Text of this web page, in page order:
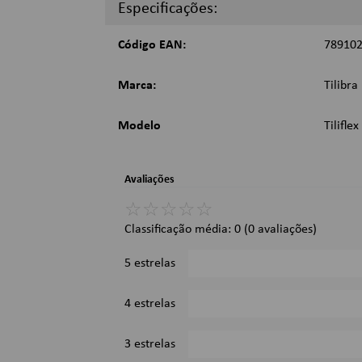
Imagens Meramente Ilustrativas.
Especificações:
Código EAN:
Marca: Tilibra
Modelo Tiliflex
Avaliações
☆ ☆ ☆ ☆ ☆
Classificação média: 0 (0 avaliações)
5 estrelas
4 estrelas
3 estrelas